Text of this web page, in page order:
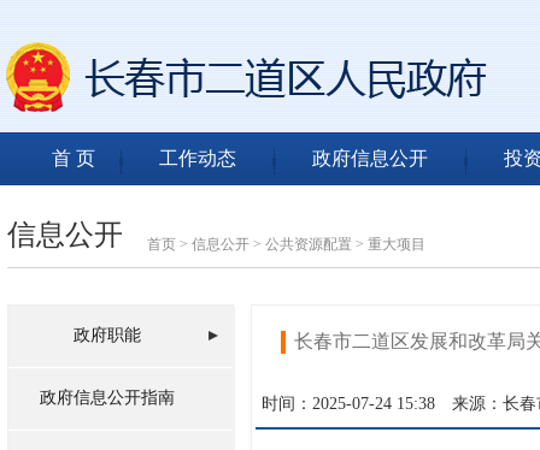
首 页 工作动态 政府信息公开 投
信息公开 首页 > 信息公开 > 公共资源配置 > 重大项目
政府职能
政府信息公开指南
长春市二道区发展和改革局
时间：2025-07-24 15:38 来源：长